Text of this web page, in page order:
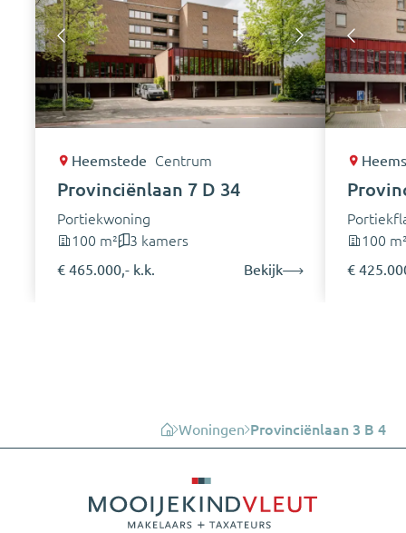
Heemstede Centrum
Provinciënlaan 7 D 34
Portiekwoning
100 m²
3 kamers
€ 465.000,- k.k.
Bekijk
100
€
Woningen Provinciënlaan 3 B 4